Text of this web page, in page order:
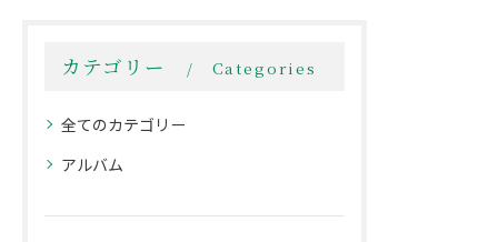
カテゴリー Categories
全てのカテゴリー
アルバム